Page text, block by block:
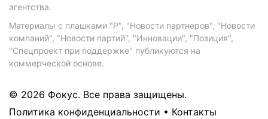
агентства.
Материалы с плашками "Р", "Новости партнеров", "Новости
компаний", "Новости партий", "Инновации", "Позиция",
"Спецпроект при поддержке" публикуются на
коммерческой основе.
© 2026 Фокус. Все права защищены.
Политика конфиденциальности • Контакты